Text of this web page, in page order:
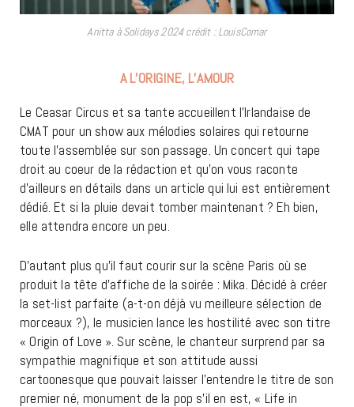
Anitta à Solidays 2024 crédit : LouisComar
A L’ORIGINE, L’AMOUR
Le Ceasar Circus et sa tante accueillent l’Irlandaise de
CMAT pour un show aux mélodies solaires qui retourne
toute l’assemblée sur son passage. Un concert qui tape
droit au coeur de la rédaction et qu’on vous raconte
d’ailleurs en détails dans un article qui lui est entièrement
dédié. Et si la pluie devait tomber maintenant ? Eh bien,
elle attendra encore un peu.
D’autant plus qu’il faut courir sur la scène Paris où se
produit la tête d’affiche de la soirée : Mika. Décidé à créer
la set-list parfaite (a-t-on déjà vu meilleure sélection de
morceaux ?), le musicien lance les hostilité avec son titre
« Origin of Love ». Sur scène, le chanteur surprend par sa
sympathie magnifique et son attitude aussi
cartoonesque que pouvait laisser l’entendre le titre de son
premier né, monument de la pop s’il en est, « Life in